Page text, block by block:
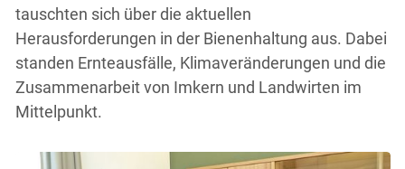
tauschten sich über die aktuellen
Herausforderungen in der Bienenhaltung aus. Dabei
standen Ernteausfälle, Klimaveränderungen und die
Zusammenarbeit von Imkern und Landwirten im
Mittelpunkt.